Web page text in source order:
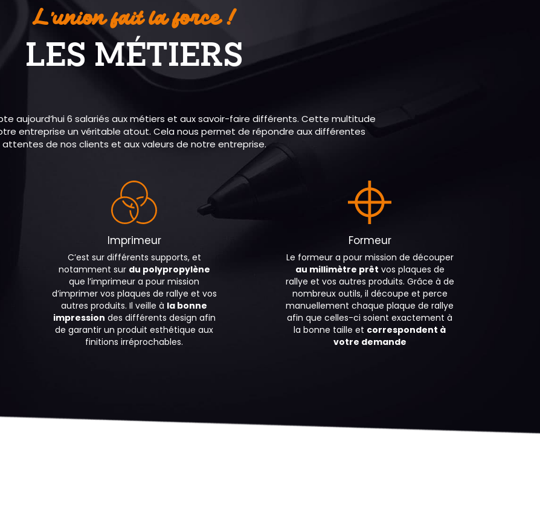
L’union fait la force !
LES MÉTIERS
aujourd’hui 6 salariés aux métiers et aux savoir-faire différents. Cette multitude
entreprise un véritable atout. Cela nous permet de répondre aux différentes
attentes de nos clients et aux valeurs de notre entreprise.
Imprimeur
C’est sur différents supports, et
notamment sur du polypropylène
que l’imprimeur a pour mission
d’imprimer vos plaques de rallye et vos
autres produits. Il veille à la bonne
impression des différents design afin
de garantir un produit esthétique aux
finitions irréprochables.
Formeur
Le formeur a pour mission de découper
au millimètre prêt vos plaques de
rallye et vos autres produits. Grâce à de
nombreux outils, il découpe et perce
manuellement chaque plaque de rallye
afin que celles-ci soient exactement à
la bonne taille et correspondent à
votre demande